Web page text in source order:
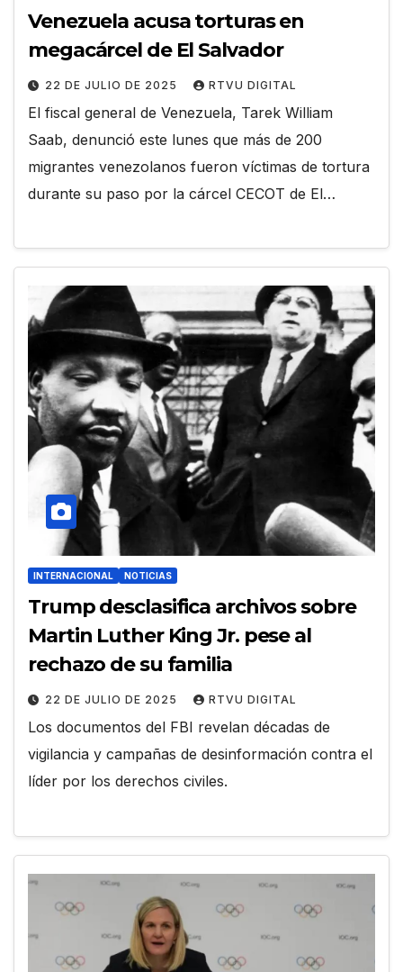
Venezuela acusa torturas en
megacárcel de El Salvador
22 DE JULIO DE 2025 RTVU DIGITAL
El fiscal general de Venezuela, Tarek William
Saab, denunció este lunes que más de 200
migrantes venezolanos fueron víctimas de tortura
durante su paso por la cárcel CECOT de El…
INTERNACIONAL NOTICIAS
Trump desclasifica archivos sobre
Martin Luther King Jr. pese al
rechazo de su familia
22 DE JULIO DE 2025 RTVU DIGITAL
Los documentos del FBI revelan décadas de
vigilancia y campañas de desinformación contra el
líder por los derechos civiles.